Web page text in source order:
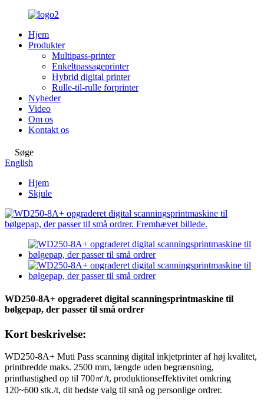
Hjem
Produkter
Multipass-printer
Enkeltpassageprinter
Hybrid digital printer
Rulle-til-rulle forprinter
Nyheder
Video
Om os
Kontakt os
Søge
English
Hjem
Skjule
WD250-8A+ opgraderet digital scanningsprintmaskine til
bølgepap, der passer til små ordrer
Kort beskrivelse:
WD250-8A+ Muti Pass scanning digital inkjetprinter af høj kvalitet,
printbredde maks. 2500 mm, længde uden begrænsning,
printhastighed op til 700㎡/t, produktionseffektivitet omkring
120~600 stk./t, dit bedste valg til små og personlige ordrer.